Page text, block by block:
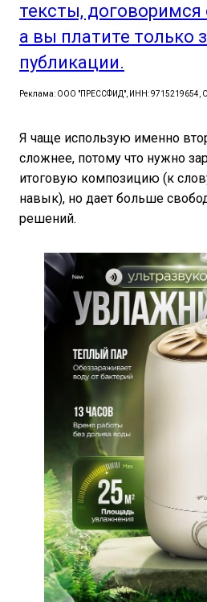
тексты,
а вы платите только
публикации.
Реклама: ООО "ПРЕССФИД", ИНН: 9715219654,
Я чаще использую именно
сложнее, потому что нужно
итоговую композицию (к
навык), но дает больше
решений.